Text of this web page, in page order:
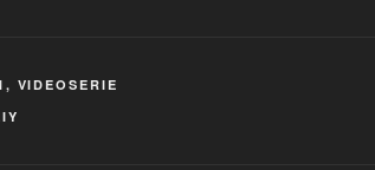
, VIDEOSERIE